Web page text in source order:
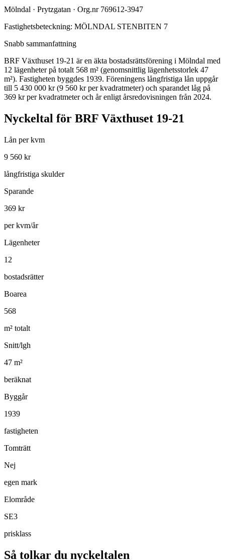
Mölndal · Prytzgatan · Org.nr 769612-3947
Fastighetsbeteckning: MÖLNDAL STENBITEN 7
Snabb sammanfattning
BRF Växthuset 19-21 är en äkta bostadsrättsförening i Mölndal med
12 lägenheter på totalt 568 m² (genomsnittlig lägenhetsstorlek 47
m²). Fastigheten byggdes 1939. Föreningens långfristiga lån uppgår
till 5 430 000 kr (9 560 kr per kvadratmeter) och sparandet låg på
369 kr per kvadratmeter och år enligt årsredovisningen från 2024.
Nyckeltal för BRF Växthuset 19-21
Lån per kvm
9 560 kr
långfristiga skulder
Sparande
369 kr
per kvm/år
Lägenheter
12
bostadsrätter
Boarea
568
m² totalt
Snitt/lgh
47 m²
beräknat
Byggår
1939
fastigheten
Tomträtt
Nej
egen mark
Elområde
SE3
prisklass
Så tolkar du nyckeltalen